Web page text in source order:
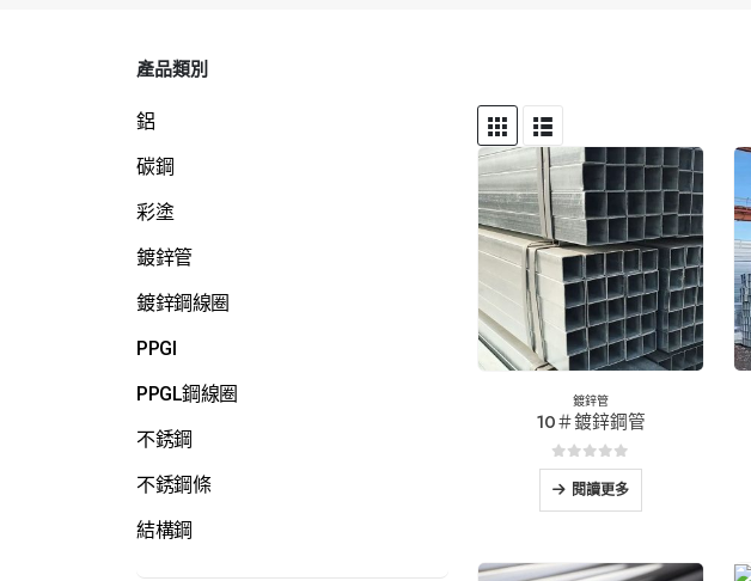
鍍鋅管
10＃鍍鋅鋼管
05分
閱讀更多
產品類別
鋁
碳鋼
彩塗
鍍鋅管
鍍鋅鋼線圈
PPGI
PPGL鋼線圈
不銹鋼
不銹鋼條
結構鋼